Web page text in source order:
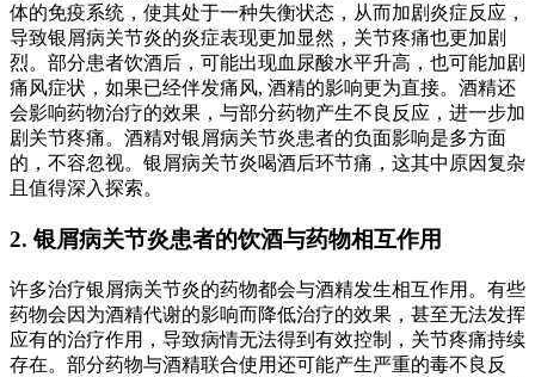
体的免疫系统，使其处于一种失衡状态，从而加剧炎症反应，
导致银屑病关节炎的炎症表现更加显然，关节疼痛也更加剧
烈。部分患者饮酒后，可能出现血尿酸水平升高，也可能加剧
痛风症状，如果已经伴发痛风, 酒精的影响更为直接。酒精还
会影响药物治疗的效果，与部分药物产生不良反应，进一步加
剧关节疼痛。酒精对银屑病关节炎患者的负面影响是多方面
的，不容忽视。银屑病关节炎喝酒后环节痛，这其中原因复杂
且值得深入探索。
2. 银屑病关节炎患者的饮酒与药物相互作用
许多治疗银屑病关节炎的药物都会与酒精发生相互作用。有些
药物会因为酒精代谢的影响而降低治疗的效果，甚至无法发挥
应有的治疗作用，导致病情无法得到有效控制，关节疼痛持续
存在。部分药物与酒精联合使用还可能产生严重的毒不良反